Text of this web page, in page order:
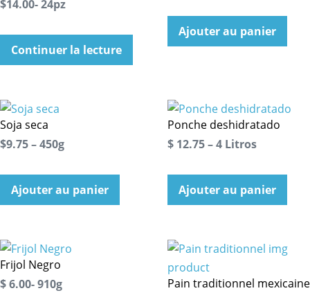
$14.00- 24pz
Continuer la lecture
Ajouter au panier
Soja seca
$9.75 – 450g
Ajouter au panier
Ponche deshidratado
$ 12.75 – 4 Litros
Ajouter au panier
Frijol Negro
$ 6.00- 910g
Pain traditionnel mexicaine